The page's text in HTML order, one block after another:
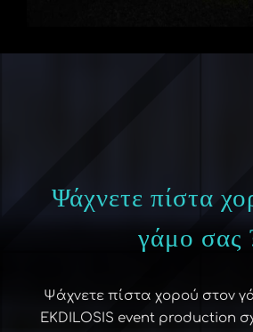
Ψάχνετε πίστα
γάμο σας
Ψάχνετε πίστα χορού στον
EKDILOSIS event production